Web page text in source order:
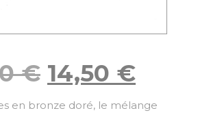
€ 14,50 €
en bronze doré, le mélange